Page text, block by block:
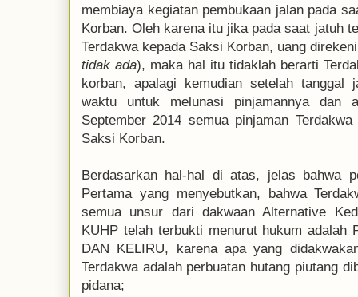
membiaya kegiatan pembukaan jalan pada
Korban. Oleh karena itu jika pada saat jatuh
Terdakwa kepada Saksi Korban, uang
tidak ada), maka hal itu tidaklah berarti
korban, apalagi kemudian setelah tanggal
waktu untuk melunasi pinjamannya dan
September 2014 semua pinjaman
Saksi Korban.
Berdasarkan hal-hal di atas, jelas bahwa
Pertama yang menyebutkan, bahwa
semua unsur dari dakwaan Alternative
KUHP telah terbukti menurut hukum adalah
DAN KELIRU, karena apa yang
Terdakwa adalah perbuatan hutang piutang
pidana;